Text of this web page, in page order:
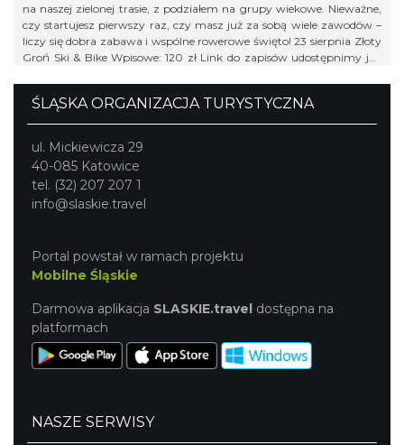
na naszej zielonej trasie, z podziałem na grupy wiekowe. Nieważne,
czy startujesz pierwszy raz, czy masz już za sobą wiele zawodów –
liczy się dobra zabawa i wspólne rowerowe święto! 23 sierpnia Złoty
Groń Ski & Bike Wpisowe: 120 zł Link do zapisów udostępnimy już
ŚLĄSKA ORGANIZACJA TURYSTYCZNA
ul. Mickiewicza 29
40-085 Katowice
tel. (32) 207 207 1
info@slaskie.travel
Portal powstał w ramach projektu
Mobilne Śląskie
Darmowa aplikacja SLASKIE.travel dostępna na
platformach
NASZE SERWISY